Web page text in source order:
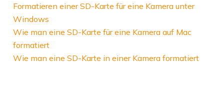
Formatieren einer SD-Karte für eine Kamera unter
Windows
Wie man eine SD-Karte für eine Kamera auf Mac
formatiert
Wie man eine SD-Karte in einer Kamera formatiert